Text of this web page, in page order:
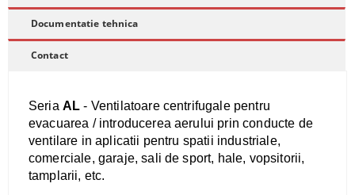
Documentatie tehnica
Contact
Seria AL - Ventilatoare centrifugale pentru
evacuarea / introducerea aerului prin conducte de
ventilare in aplicatii pentru spatii industriale,
comerciale, garaje, sali de sport, hale, vopsitorii,
tamplarii, etc.